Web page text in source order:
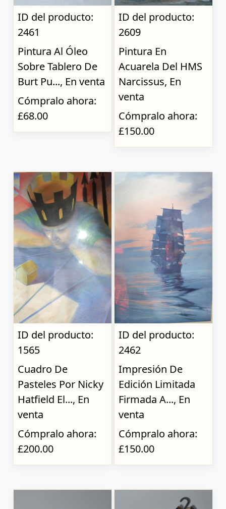
ID del producto:
2461
Pintura Al Óleo
Sobre Tablero De
Burt Pu..., En venta
Cómpralo ahora:
£68.00
ID del producto:
2609
Pintura En
Acuarela Del HMS
Narcissus, En
venta
Cómpralo ahora:
£150.00
ID del producto:
1565
Cuadro De
Pasteles Por Nicky
Hatfield El..., En
venta
Cómpralo ahora:
£200.00
ID del producto:
2462
Impresión De
Edición Limitada
Firmada A..., En
venta
Cómpralo ahora:
£150.00